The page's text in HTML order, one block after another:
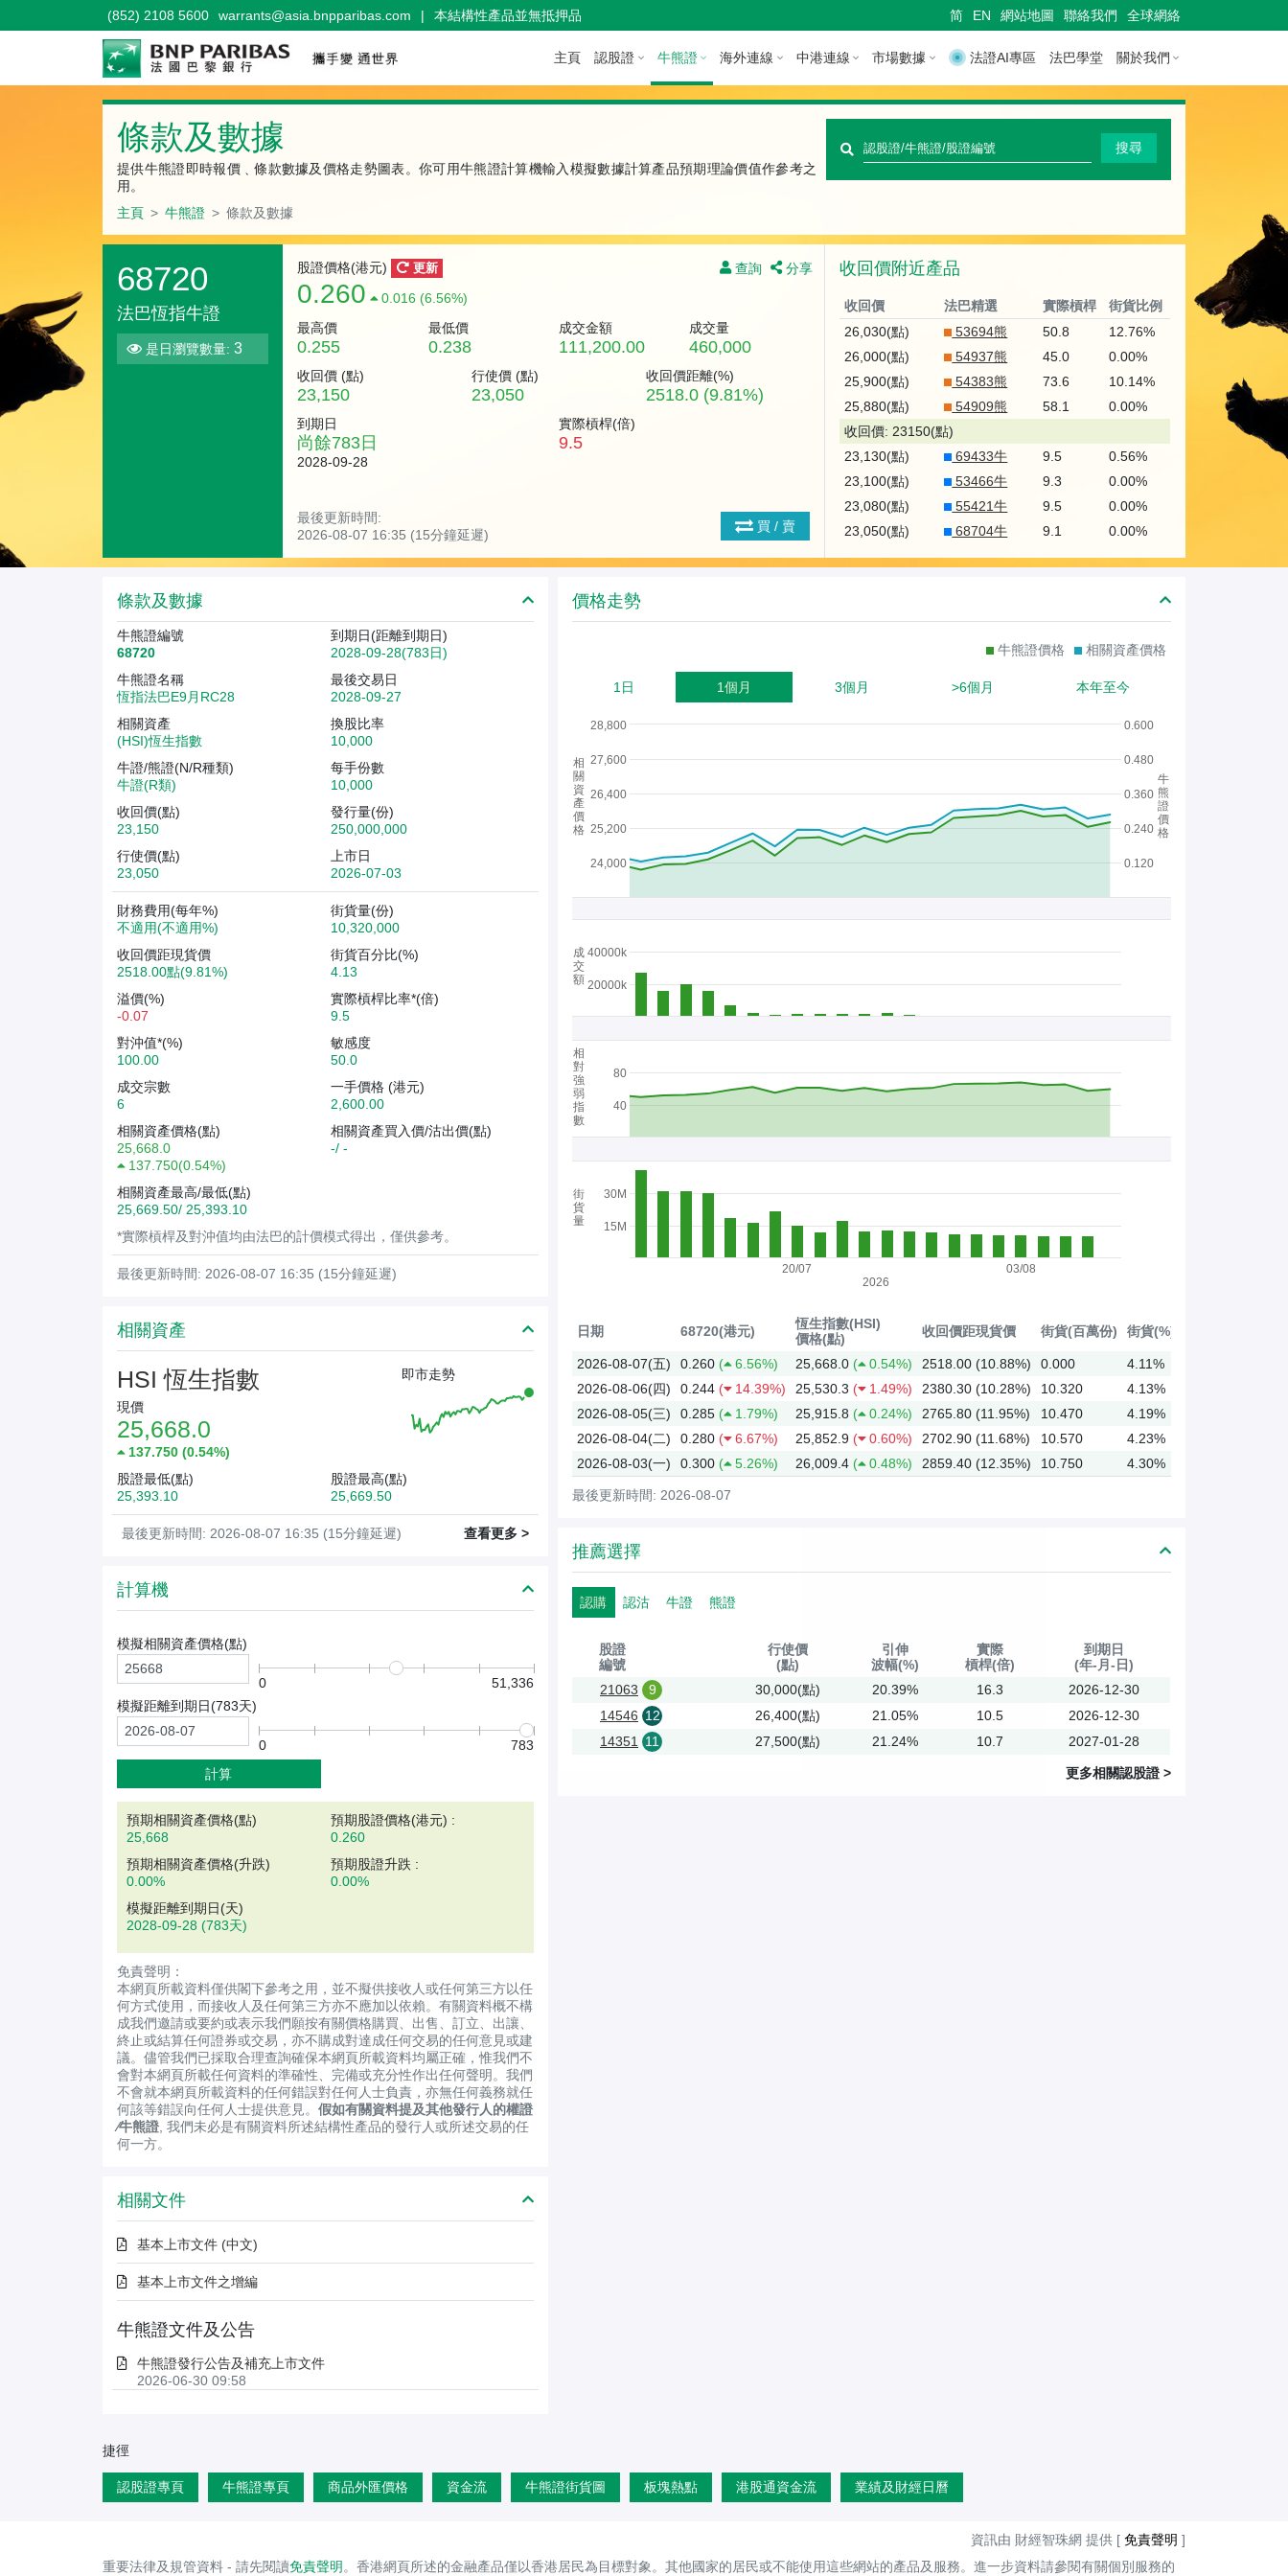
(852) 2108 5600 warrants@asia.bnpparibas.com | 本結構性產品並無抵押品 简 EN 網站地圖 聯絡我們 全球網絡
主頁 認股證 牛熊證 海外連線 中港連線 市場數據 法證AI專區 法巴學堂 關於我們
牛熊證
條款及數據
提供牛熊證即時報價﹑條款數據及價格走勢圖表。你可用牛熊證計算機輸入模擬數據計算產品預期理論價值作參考之
用。
主頁
牛熊證 條款及數據
快
速
尋
認
股
證
/
牛
熊
證
/
股
證
搜尋
68720
法巴恆指牛證
是日瀏覽數量: 3
查詢 分享
股證價格(港元) 更新
0.260
0.016 (6.56%)
最高價
0.255
最低價
0.238
成交金額
111,200.00
成交量
460,000
收回價 (點)
23,150
行使價 (點)
23,050
收回價距離(%)
2518.0 (9.81%)
到期日
尚餘783日
2028-09-28
實際槓桿(倍)
9.5
最後更新時間:
2026-08-07 16:35 (15分鐘延遲)
買 / 賣
收回價附近產品
收回價 法巴精選 實際槓桿
街貨比例
26,030(點)
53694熊 50.8
12.76%
26,000(點)
54937熊 45.0
0.00%
25,900(點)
54383熊 73.6
10.14%
25,880(點)
54909熊 58.1
0.00%
收回價: 23150(點)
23,130(點)
69433牛 9.5
0.56%
23,100(點)
53466牛 9.3
0.00%
23,080(點)
55421牛 9.5
0.00%
23,050(點)
68704牛 9.1 0.00%
條款及數據
牛熊證編號
68720
到期日(距離到期日)
2028-09-28(783日)
牛熊證名稱
恆指法巴E9月RC28
最後交易日
2028-09-27
相關資產
(HSI)恆生指數
換股比率
10,000
牛證/熊證(N/R種類)
牛證(R類)
每手份數
10,000
收回價(點)
23,150
發行量(份)
250,000,000
行使價(點)
23,050
上市日
2026-07-03
財務費用(每年%)
不適用(不適用%)
街貨量(份)
10,320,000
收回價距現貨價
2518.00點(9.81%)
街貨百分比(%)
4.13
溢價(%)
-0.07
實際槓桿比率*(倍)
9.5
對沖值*(%)
100.00
敏感度
50.0
成交宗數
6
一手價格 (港元)
2,600.00
相關資產價格(點)
25,668.0
137.750(0.54%)
相關資產買入價/沽出價(點)
-/ -
相關資產最高/最低(點)
25,669.50/ 25,393.10
*實際槓桿及對沖值均由法巴的計價模式得出，僅供參考。
最後更新時間: 2026-08-07 16:35 (15分鐘延遲)
相關資產
HSI 恆生指數
現價
25,668.0
137.750 (0.54%)
即市走勢
股證最低(點)
25,393.10
股證最高(點)
25,669.50
最後更新時間: 2026-08-07 16:35 (15分鐘延遲) 查看更多 >
計算機
模擬相關資產價格(點)
0
51,336
模擬距離到期日(783天)
0
783
計算
預期相關資產價格(點)
25,668
預期股證價格(港元) :
0.260
預期相關資產價格(升跌)
0.00%
預期股證升跌 :
0.00%
模擬距離到期日(天)
2028-09-28 (783天)
免責聲明：
本網頁所載資料僅供閣下參考之用，並不擬供接收人或任何第三方以任
何方式使用，而接收人及任何第三方亦不應加以依賴。有關資料概不構
成我們邀請或要約或表示我們願按有關價格購買、出售、訂立、出讓、
終止或結算任何證券或交易，亦不購成對達成任何交易的任何意見或建
議。儘管我們已採取合理查詢確保本網頁所載資料均屬正確，惟我們不
會對本網頁所載任何資料的準確性、完備或充分性作出任何聲明。我們
不會就本網頁所載資料的任何錯誤對任何人士負責，亦無任何義務就任
何該等錯誤向任何人士提供意見。 假如有關資料提及其他發行人的權證
∕牛熊證 , 我們未必是有關資料所述結構性產品的發行人或所述交易的任
何一方。
相關文件
基本上市文件 (中文)
基本上市文件之增編
牛熊證文件及公告
牛熊證發行公告及補充上市文件
2026-06-30 09:58
價格走勢
牛熊證價格 相關資產價格
1日 1個月 3個月 >6個月 本年至今
20/07 03/08
24,000
26,400
28,800
25,200
27,600
0.240
0.120
0.360
0.480
0.600
20000k
40000k
40
80
15M
30M
2026
相
關
資
產
價
格
牛
熊
證
價
格
成
交
額
相
對
強
弱
指
數
街
貨
量
日期 68720(港元)
恆生指數(HSI)
價格(點)
收回價距現貨價 街貨(百萬份) 街貨(%)
2026-08-07(五) 0.260 ( 6.56%) 25,668.0 ( 0.54%) 2518.00 (10.88%) 0.000
4.11%
2026-08-06(四)
0.244 ( 14.39%) 25,530.3 ( 1.49%) 2380.30 (10.28%) 10.320
4.13%
2026-08-05(三)
0.285 ( 1.79%) 25,915.8 ( 0.24%) 2765.80 (11.95%) 10.470
4.19%
2026-08-04(二)
0.280 ( 6.67%) 25,852.9 ( 0.60%) 2702.90 (11.68%) 10.570
4.23%
2026-08-03(一)
0.300 ( 5.26%) 26,009.4 ( 0.48%) 2859.40 (12.35%) 10.750 4.30%
最後更新時間: 2026-08-07
推薦選擇
認購 認沽 牛證 熊證
股證
編號
行使價
(點)
引伸
波幅(%)
實際
槓桿(倍)
到期日
(年-月-日)
21063
9 30,000(點) 20.39% 16.3
2026-12-30
14546 12 26,400(點) 21.05% 10.5
2026-12-30
14351
11 27,500(點) 21.24% 10.7 2027-01-28
更多相關認股證>
捷徑
認股證專頁 牛熊證專頁 商品外匯價格 資金流 牛熊證街貨圖 板塊熱點 港股通資金流 業績及財經日曆
資訊由 財經智珠網 提供 [ 免責聲明 ]
重要法律及規管資料 - 請先閱讀免責聲明。香港網頁所述的金融產品僅以香港居民為目標對象。其他國家的居民或不能使用這些網站的產品及服務。進一步資料請參閱有關個別服務的